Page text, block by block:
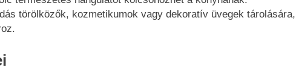
törölközők, kozmetikumok vagy dekoratív üvegek tárolására,